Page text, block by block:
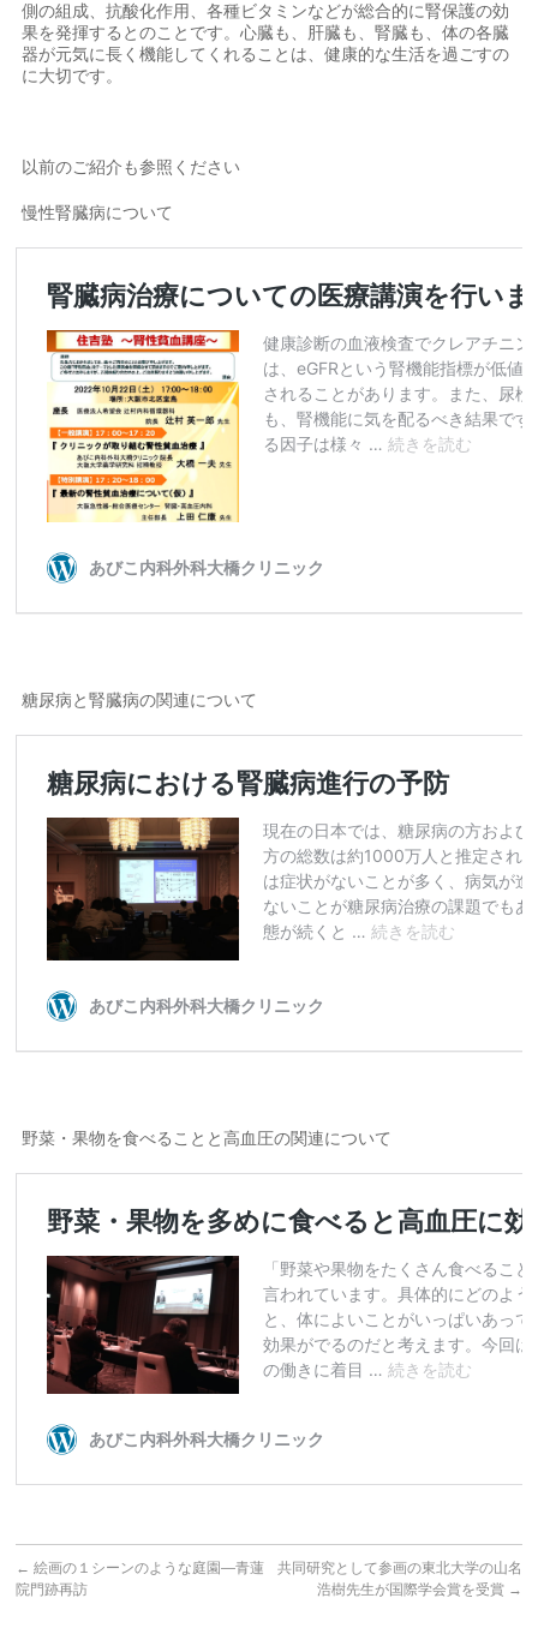
側の組成、抗酸化作用、各種ビタミンなどが総合的に腎保護の効
果を発揮するとのことです。心臓も、肝臓も、腎臓も、体の各臓
器が元気に長く機能してくれることは、健康的な生活を過ごすの
に大切です。
以前のご紹介も参照ください
慢性腎臓病について
糖尿病と腎臓病の関連について
野菜・果物を食べることと高血圧の関連について
← 絵画の１シーンのような庭園—青蓮
院門跡再訪
共同研究として参画の東北大学の山名
浩樹先生が国際学会賞を受賞 →